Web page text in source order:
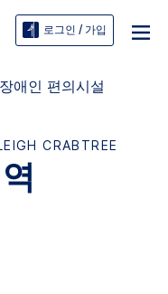
로그인 / 가입
장애인 편의시설
CRABTREE